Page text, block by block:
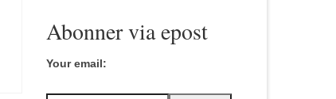
Abonner via epost
Your email: